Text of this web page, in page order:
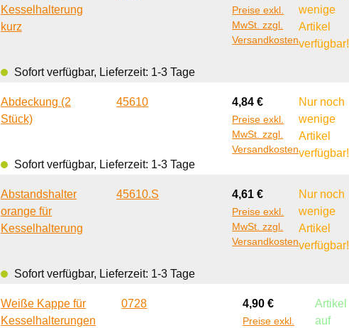
Kesselhalterung
kurz
Sofort verfügbar, Lieferzeit: 1-3 Tage
Preise exkl.
MwSt. zzgl.
Versandkosten
wenige
Artikel
verfügbar!
Abdeckung (2
Stück)
Sofort verfügbar, Lieferzeit: 1-3 Tage
45610 Regulärer Preis:
4,84 €
Preise exkl.
MwSt. zzgl.
Versandkosten
Nur noch
wenige
Artikel
verfügbar!
Abstandshalter
orange für
Kesselhalterung
Sofort verfügbar, Lieferzeit: 1-3 Tage
45610.S Regulärer Preis:
4,61 €
Preise exkl.
MwSt. zzgl.
Versandkosten
Nur noch
wenige
Artikel
verfügbar!
Weiße Kappe für
Kesselhalterungen
0728 Regulärer Preis:
4,90 €
Preise exkl.
Artikel
auf